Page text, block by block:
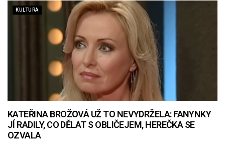
KULTURA
KATEŘINA BROŽOVÁ UŽ TO NEVYDRŽELA: FANYNKY
JÍ RADILY, CO DĚLAT S OBLIČEJEM, HEREČKA SE
OZVALA